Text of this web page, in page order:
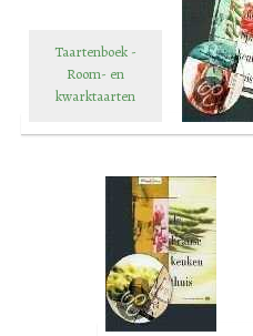
Taartenboek -
Room- en
kwarktaarten